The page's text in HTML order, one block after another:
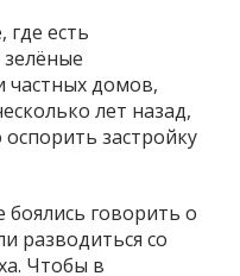
где есть
частных домов,
лет назад,
застройку
говорить о
разводиться со
Чтобы в